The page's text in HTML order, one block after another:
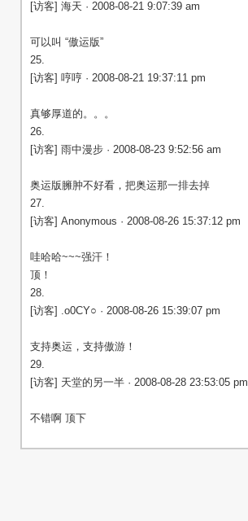
[访客] 海天 · 2008-08-21 9:07:39 am
可以叫 “傲运版”
25.
[访客] 哼哼 · 2008-08-21 19:37:11 pm
真够厚道的。。。
26.
[访客] 雨中漫步 · 2008-08-23 9:52:56 am
奥运版臃肿不好看，把奥运那一排去掉
27.
[访客] Anonymous · 2008-08-26 15:37:12 pm
哇哈哈~~~强汗！
顶！
28.
[访客] .o0CY○ · 2008-08-26 15:39:07 pm
支持奥运，支持傲游！
29.
[访客] 天堂的另一半 · 2008-08-28 23:53:05 pm
不错啊 顶下